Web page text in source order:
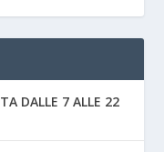
DALLE 7 ALLE 22